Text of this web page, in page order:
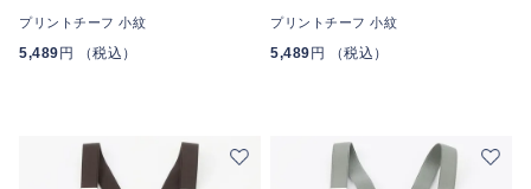
プリントチーフ 小紋
5,489 円 （税込）
プリントチーフ 小紋
5,489 円 （税込）